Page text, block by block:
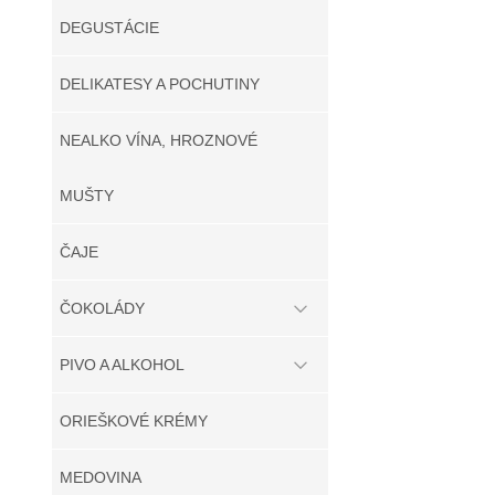
DEGUSTÁCIE
DELIKATESY A POCHUTINY
NEALKO VÍNA, HROZNOVÉ
MUŠTY
ČAJE
ČOKOLÁDY
PIVO A ALKOHOL
ORIEŠKOVÉ KRÉMY
MEDOVINA